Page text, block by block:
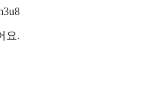
요.